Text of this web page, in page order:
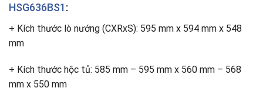
HSG636BS1:
+ Kích thước lò nướng (CXRxS): 595 mm x 594 mm x 548
mm
+ Kích thước hộc tủ: 585 mm – 595 mm x 560 mm – 568
mm x 550 mm